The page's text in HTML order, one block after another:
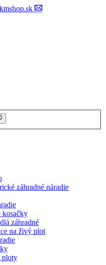
záhradné náradie
kosačky
záhradné
na živý plot
ploty